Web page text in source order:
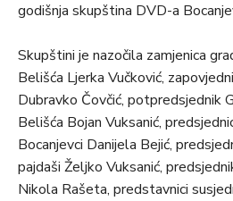
godišnja skupština DVD-a
Skupštini je nazočila zamjenica
Belišća Ljerka Vučković,
Dubravko Čovčić, potpredsjednik
Belišća Bojan Vuksanić,
Bocanjevci Danijela Bejić,
pajdaši Željko Vuksanić,
Nikola Rašeta, predstavnici